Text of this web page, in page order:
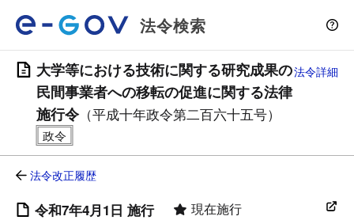
法令検索
大学等における技術に関する研究成果の
民間事業者への移転の促進に関する法律
施行令（平成十年政令第二百六十五号）
法令詳細
法令改正履歴
令和7年4月1日 施行 現在施行